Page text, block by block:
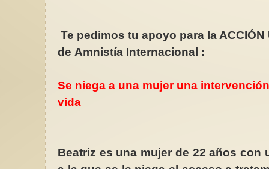
Te pedimos tu apoyo para la ACCIÓN
de Amnistía Internacional :
Se niega a una mujer una
vida
Beatriz es una mujer de 22 años con
guerra nos...
fuera publicada la